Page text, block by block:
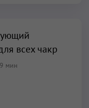
всех чакр
мин